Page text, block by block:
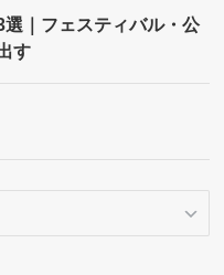
選｜フェスティバル・公
す